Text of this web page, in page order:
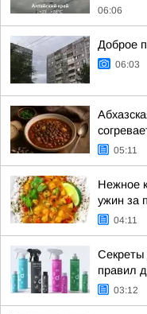
06:06
Доброе
06:03
05:11
Нежное
ужин за
04:11
Секреты
правил
03:12